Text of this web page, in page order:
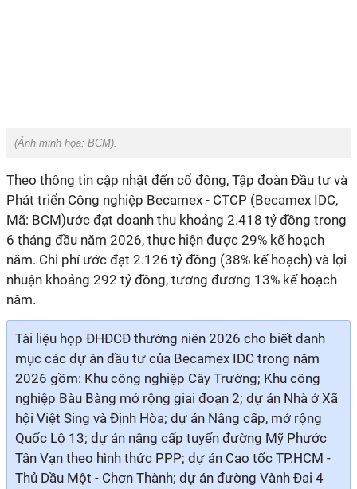
(Ảnh minh họa: BCM).
Theo thông tin cập nhật đến cổ đông, Tập đoàn Đầu tư và
Phát triển Công nghiệp Becamex - CTCP (Becamex IDC,
Mã: BCM)ước đạt doanh thu khoảng 2.418 tỷ đồng trong
6 tháng đầu năm 2026, thực hiện được 29% kế hoạch
năm. Chi phí ước đạt 2.126 tỷ đồng (38% kế hoạch) và lợi
nhuận khoảng 292 tỷ đồng, tương đương 13% kế hoạch
năm.
Tài liệu họp ĐHĐCĐ thường niên 2026 cho biết danh
mục các dự án đầu tư của Becamex IDC trong năm
2026 gồm: Khu công nghiệp Cây Trường; Khu công
nghiệp Bàu Bàng mở rộng giai đoạn 2; dự án Nhà ở Xã
hội Việt Sing và Định Hòa; dự án Nâng cấp, mở rộng
Quốc Lộ 13; dự án nâng cấp tuyến đường Mỹ Phước
Tân Vạn theo hình thức PPP; dự án Cao tốc TP.HCM -
Thủ Dầu Một - Chơn Thành; dự án đường Vành Đai 4